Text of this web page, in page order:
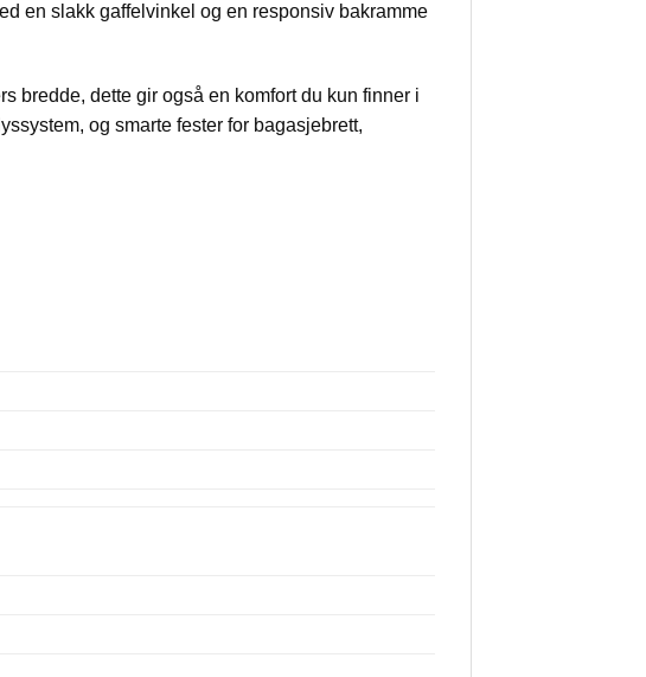
en slakk gaffelvinkel og en responsiv bakramme
bredde, dette gir også en komfort du kun finner i
og smarte fester for bagasjebrett,